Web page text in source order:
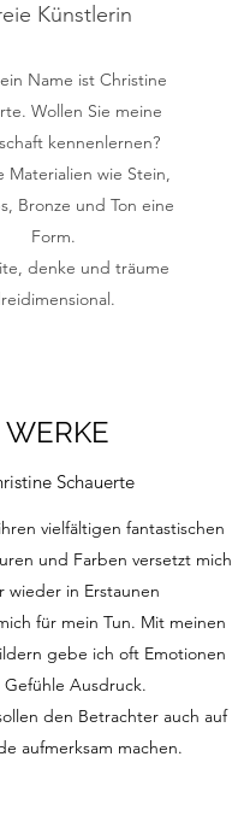
Künstlerin
Name ist Christine
Wollen Sie meine
kennenlernen?
Materialien wie Stein,
Bronze und Ton eine
Form.
denke und träume
WERKE
Schauerte
vielfältigen fantastischen
und Farben versetzt mich
wieder in Erstaunen
für mein Tun. Mit meinen
gebe ich oft Emotionen
Gefühle Ausdruck.
den Betrachter auch auf
aufmerksam machen.